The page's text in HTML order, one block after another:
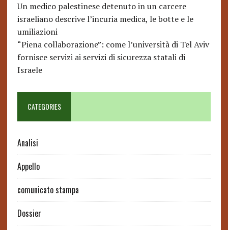
Un medico palestinese detenuto in un carcere
israeliano descrive l’incuria medica, le botte e le
umiliazioni
“Piena collaborazione”: come l’università di Tel Aviv
fornisce servizi ai servizi di sicurezza statali di
Israele
CATEGORIES
Analisi
Appello
comunicato stampa
Dossier